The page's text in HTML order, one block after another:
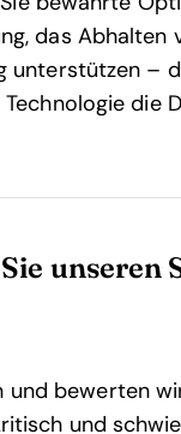
das
unterstützen –
Technologie die
unseren
und bewerten
und